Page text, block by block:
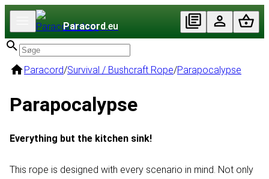
Paracord.eu
Paracord/Survival / Bushcraft Rope/Parapocalypse
Parapocalypse
Everything but the kitchen sink!
This rope is designed with every scenario in mind. Not only